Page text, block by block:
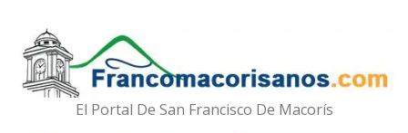
El Portal De San Francisco De Macorís